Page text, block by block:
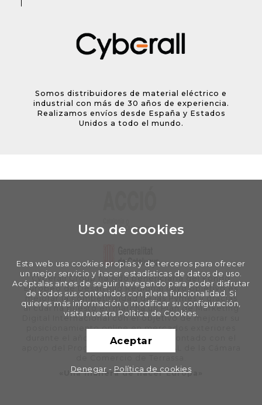
Somos distribuidores de material eléctrico e
industrial con más de 30 años de experiencia.
Realizamos envíos desde España y Estados
Unidos a todo el mundo.
Cyberall Group ha sido beneficiaria del Fondo
Europeo de Desarrollo Regional cuyo objetivo es
mejorar la competitividad de las Pymes y gracias
al cual ha puesto en marcha un Plan de Marketing
Digital Internacional con el objetivo de mejorar su
posicionamiento online en mercados exteriores
durante el año 2020. Para ello ha contado con el
apoyo del Programa XPANDE DIGITAL de la Cámara
«Una manera de hacer Europa»
Uso de cookies
Esta web usa cookies propias y de terceros para ofrecer
un mejor servicio y hacer estadísticas de datos de uso.
Acéptalas antes de seguir navegando para poder disfrutar
de todos sus contenidos con plena funcionalidad. Si
quieres más información o modificar su configuración,
visita nuestra Política de Cookies.
Aceptar
Denegar - Política de cookies